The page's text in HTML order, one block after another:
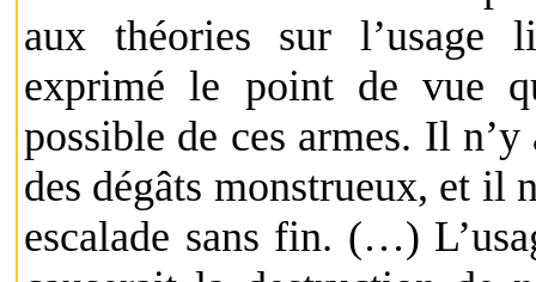
aux théories sur l’usage
exprimé le point de vue
possible de ces armes. Il
des dégâts monstrueux, et il
escalade sans fin. (…)